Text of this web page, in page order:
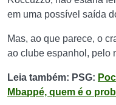
em uma possível saída
Mas, ao que parece, o
ao clube espanhol, pelo
Leia também: PSG:
Mbappé, quem é o